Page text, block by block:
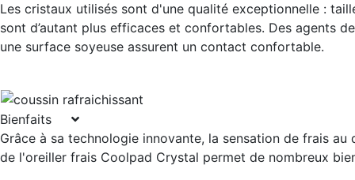
Les cristaux utilisés sont d'une qualité exceptionnelle :
sont d’autant plus efficaces et confortables. Des agents
une surface soyeuse assurent un contact confortable.
Bienfaits
Grâce à sa technologie innovante, la sensation de frais au
de l'oreiller frais Coolpad Crystal permet de nombreux